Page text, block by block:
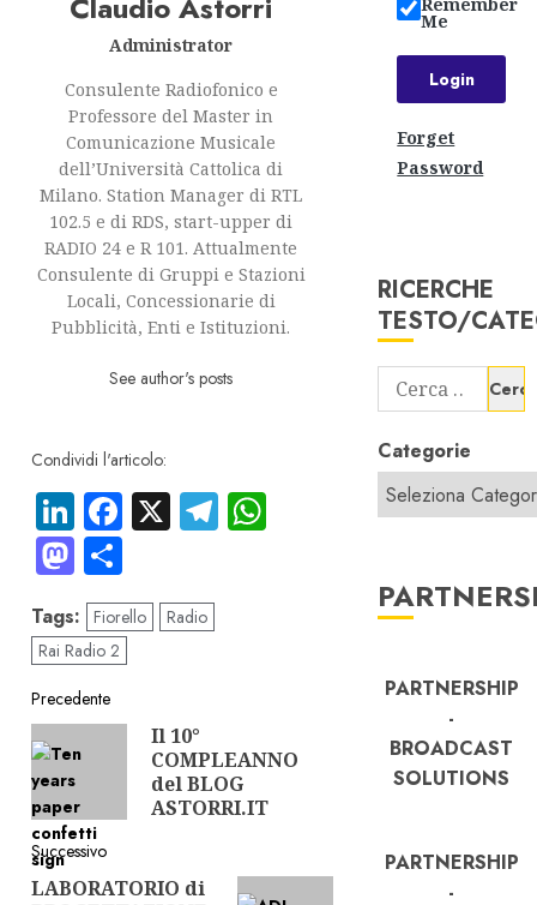
Administrator
Consulente Radiofonico e
Professore del Master in
Comunicazione Musicale
dell’Università Cattolica di
Milano. Station Manager di RTL
102.5 e di RDS, start-upper di
RADIO 24 e R 101. Attualmente
Consulente di Gruppi e Stazioni
Locali, Concessionarie di
Pubblicità, Enti e Istituzioni.
See author's posts
Condividi l'articolo:
LinkedIn
Facebook
X TelegramWhatsApp
Mastodon
Tags: Fiorello
Radio
Rai Radio 2
Navigazione
articolo
Precedente
Articolo
precedente:
Il 10°
COMPLEANNO
del BLOG
ASTORRI.IT
Successivo
Articolo
LABORATORIO di
Me
Forget
Password
RICERCHE
TESTO/
Ricerca
per:
Categorie
PARTNERSHIP
-
BROADCAST
SOLUTIONS
PARTNERSHIP
-